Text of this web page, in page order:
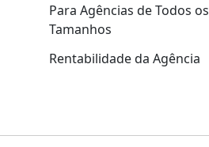
Para Agências de Todos os
Tamanhos
Rentabilidade da Agência